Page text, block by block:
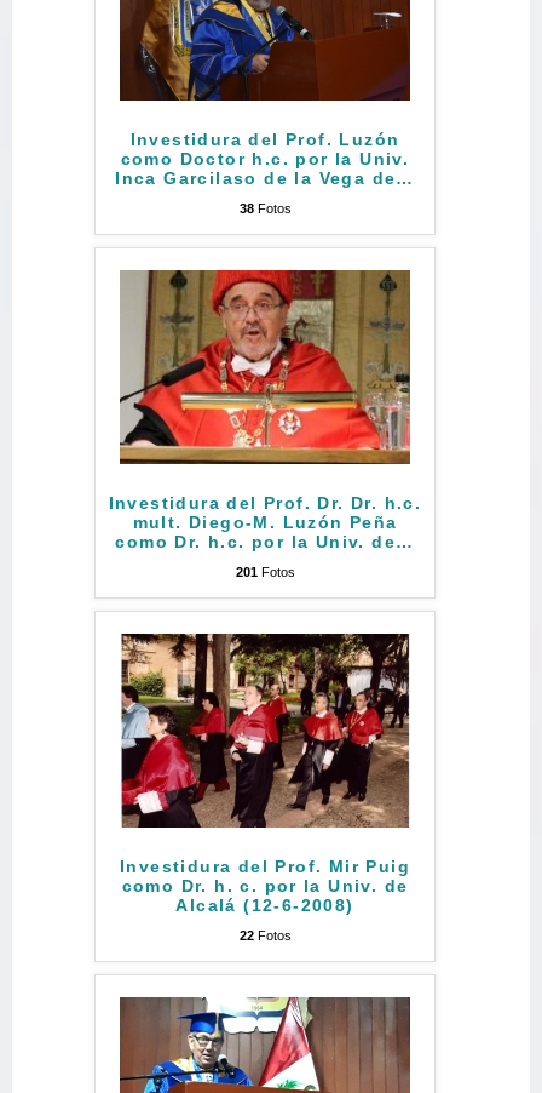
Investidura del Prof. Luzón
como Doctor h.c. por la Univ.
Inca Garcilaso de la Vega de…
38Fotos
Investidura del Prof. Dr. Dr. h.c.
mult. Diego-M. Luzón Peña
como Dr. h.c. por la Univ. de…
201Fotos
Investidura del Prof. Mir Puig
como Dr. h. c. por la Univ. de
Alcalá (12-6-2008)
22Fotos